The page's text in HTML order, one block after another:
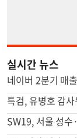
실시간 뉴스
SW19, 서울 성수